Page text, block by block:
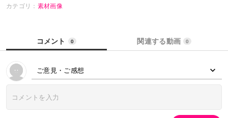
カテゴリ： 素材画像
コメント 0 関連する動画 0
ご意見・ご感想